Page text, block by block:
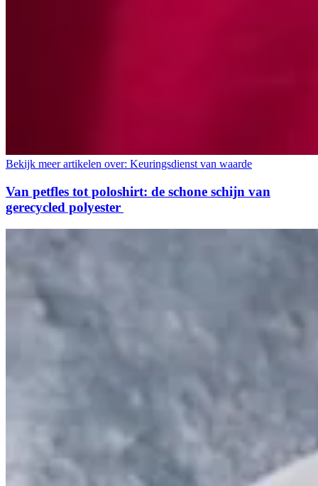
Bekijk meer artikelen over: Keuringsdienst van waarde
Van petfles tot poloshirt: de schone schijn van
gerecycled polyester